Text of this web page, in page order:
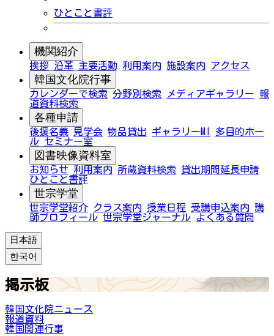
ひとこと書評
機関紹介
挨拶 沿革 主要活動 利用案内 施設案内 アクセス
韓国文化院行事
カレンダーで検索 分野別検索 メディアギャラリー 報
道資料検索
各種申請
後援名義 見学会 物品貸出 ギャラリーMI
多目的ホー
ル セミナー室
図書映像資料室
お知らせ 利用案内 所蔵資料検索
貸出期間延長申請
ひとこと書評
世宗学堂
世宗学堂紹介 クラス案内 授業日程 受講申込案内 講
師プロフィール 世宗学堂ジャーナル よくある質問
日本語
한국어
掲示板
韓国文化院ニュース
報道資料
韓国関連行事